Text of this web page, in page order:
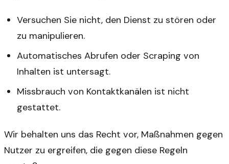
Versuchen Sie nicht, den Dienst zu stören oder
zu manipulieren.
Automatisches Abrufen oder Scraping von
Inhalten ist untersagt.
Missbrauch von Kontaktkanälen ist nicht
gestattet.
Wir behalten uns das Recht vor, Maßnahmen gegen
Nutzer zu ergreifen, die gegen diese Regeln